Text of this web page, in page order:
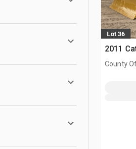
Lot 36
2011
County